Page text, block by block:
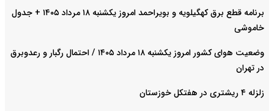
برنامه قطع برق کهگیلویه و بویراحمد امروز یکشنبه ۱۸ مرداد ۱۴۰۵ + جدول
خاموشی
وضعیت هوای کشور امروز یکشنبه ۱۸ مرداد ۱۴۰۵ / احتمال رگبار و رعدوبرق
در تهران
زلزله ۴ ریشتری در هفتکل خوزستان